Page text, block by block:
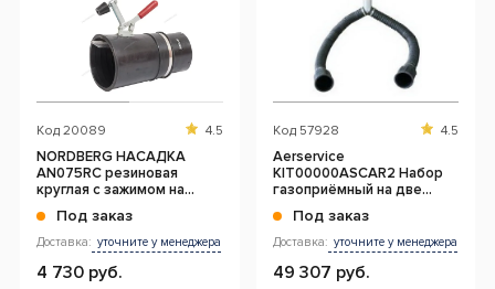
Код 20089 4.5
NORDBERG НАСАДКА
AN075RC резиновая
круглая с зажимом на
Под заказ
Доставка: уточните у менеджера
4 730 руб.
Код 57928 4.5
Aerservice
KIT00000ASCAR2 Набор
газоприёмный на две
Под заказ
Доставка: уточните у менеджера
49 307 руб.